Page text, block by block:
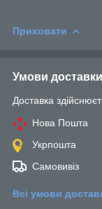
Приховати
Умови доставки
Доставка
Нова Пошта
Укрпошта
Самовивіз
Всі умови